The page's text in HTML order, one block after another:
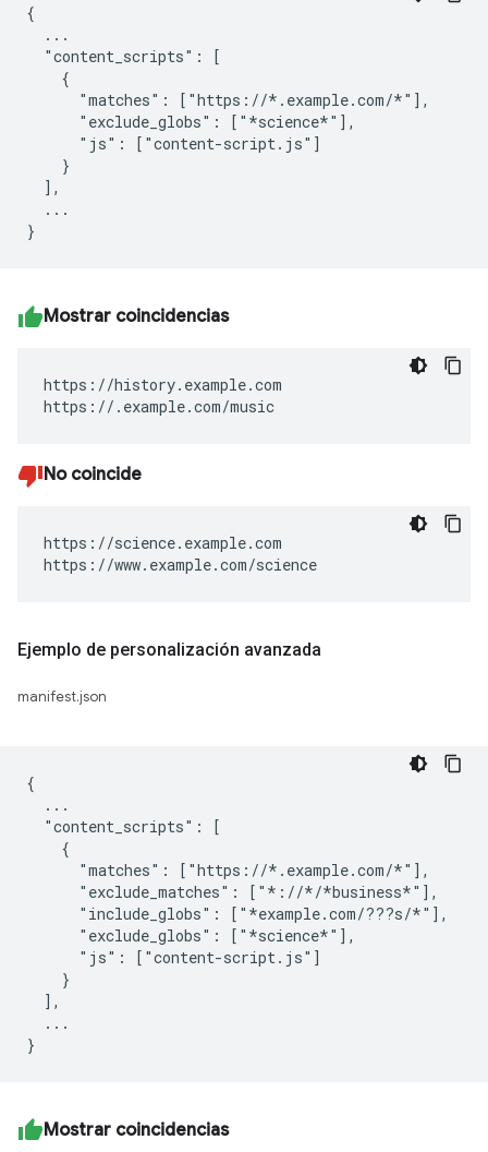
{
  ...
  "content_scripts": [
    {
      "matches": ["https://*.example.com/*"],
      "exclude_globs": ["*science*"],
      "js": ["content-script.js"]
    }
  ],
  ...
Mostrar coincidencias
https://history.example.com
https://.example.com/music
No coincide
https://science.example.com
https://www.example.com/science
Ejemplo de personalización avanzada
manifest.json
{
  ...
  "content_scripts": [
    {
      "matches": ["https://*.example.com/*"],
      "exclude_matches": ["*://*/*business*"],
      "include_globs": ["*example.com/???s/*"],
      "exclude_globs": ["*science*"],
      "js": ["content-script.js"]
    }
  ],
  ...
Mostrar coincidencias